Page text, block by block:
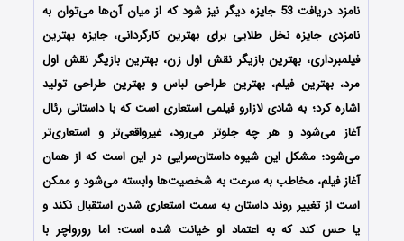
نامزد دریافت 53 جایزه دیگر نیز شود که از میان آن‌ها می‌توان به
نامزدی جایزه نخل طلایی برای بهترین کارگردانی، جایزه بهترین
فیلمبرداری، بهترین بازیگر نقش اول زن، بهترین بازیگر نقش اول
مرد، بهترین فیلم، بهترین طراحی لباس و بهترین طراحی تولید
اشاره کرد؛ به شادی لازارو فیلمی استعاری است که با داستانی رئال
آغاز می‌شود و هر چه جلوتر می‌رود، غیرواقعی‌تر و استعاری‌‌تر
می‌شود؛ مشکل این‌ شیوه داستان‌سرایی در این است که از همان
آغاز فیلم، مخاطب به‌ سرعت به شخصیت‌ها وابسته می‌شود و ممکن
است از تغییر روند داستان به سمت استعاری شدن استقبال نکند و
یا حس کند که به اعتماد او خیانت شده است؛ اما رورواچر با